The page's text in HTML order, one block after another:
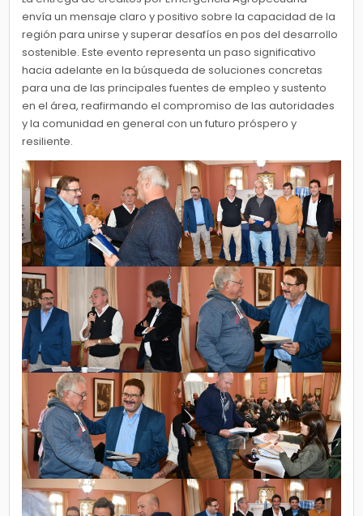
envía un mensaje claro y positivo sobre la capacidad de la
región para unirse y superar desafíos en pos del desarrollo
sostenible. Este evento representa un paso significativo
hacia adelante en la búsqueda de soluciones concretas
para una de las principales fuentes de empleo y sustento
en el área, reafirmando el compromiso de las autoridades
y la comunidad en general con un futuro próspero y
resiliente.